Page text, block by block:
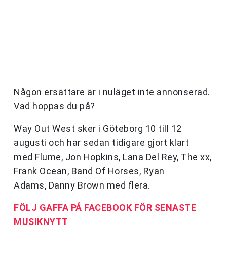
Någon ersättare är i nuläget inte annonserad.
Vad hoppas du på?
Way Out West sker i Göteborg 10 till 12
augusti och har sedan tidigare gjort klart
med Flume, Jon Hopkins, Lana Del Rey, The xx,
Frank Ocean, Band Of Horses, Ryan
Adams, Danny Brown med flera.
FÖLJ GAFFA PÅ FACEBOOK FÖR SENASTE
MUSIKNYTT